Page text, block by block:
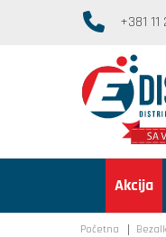
+381
Akcija
Početna